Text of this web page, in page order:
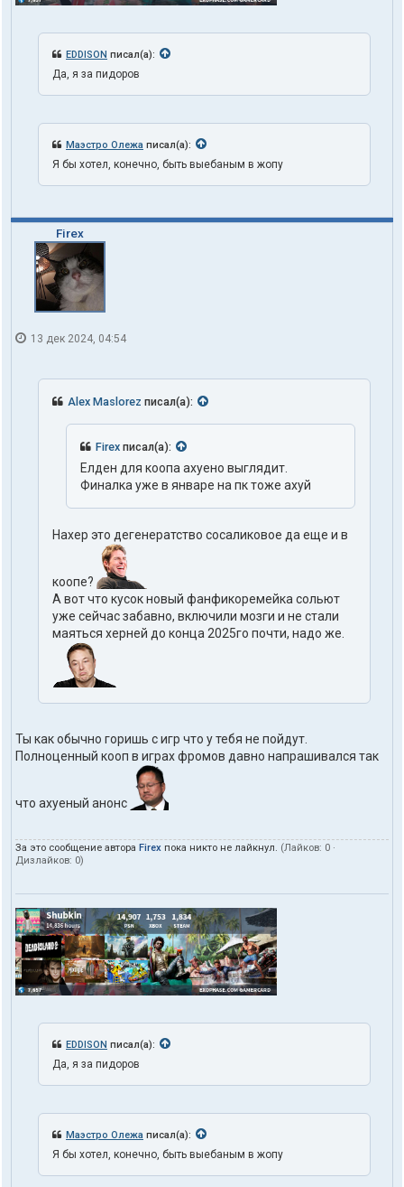
EDDISON писал(а):
Да, я за пидоров
Маэстро Олежа писал(а):
Я бы хотел, конечно, быть выебаным в жопу
Firex
13 дек 2024, 04:54
Alex Maslorez писал(а):
Firex писал(а):
Елден для коопа ахуено выглядит.
Финалка уже в январе на пк тоже ахуй
Нахер это дегенератство сосаликовое да еще и в
коопе?
А вот что кусок новый фанфикоремейка сольют
уже сейчас забавно, включили мозги и не стали
маяться херней до конца 2025го почти, надо же.
Ты как обычно горишь с игр что у тебя не пойдут.
Полноценный кооп в играх фромов давно напрашивался так
что ахуеный анонс
За это сообщение автора Firex пока никто не лайкнул. (Лайков: 0 ·
Дизлайков: 0)
EDDISON писал(а):
Да, я за пидоров
Маэстро Олежа писал(а):
Я бы хотел, конечно, быть выебаным в жопу